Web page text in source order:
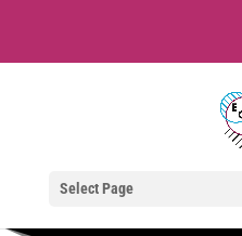
Select Page